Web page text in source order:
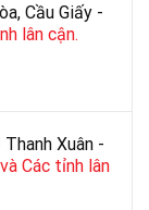
Cầu Giấy -
lân cận.
Xuân -
Các tỉnh lân